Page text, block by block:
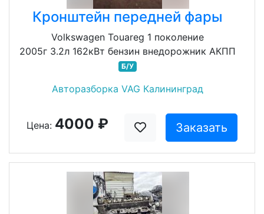
Кронштейн передней фары
Volkswagen Touareg 1 поколение
2005г 3.2л 162кВт бензин внедорожник АКПП
Б/У
Авторазборка VAG Калининград
Цена: 4000 ₽ Заказать